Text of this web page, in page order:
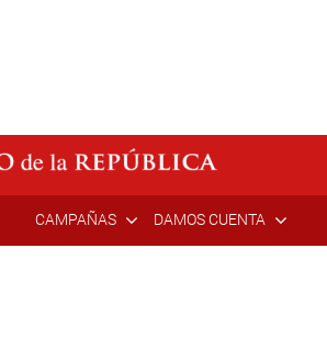
CAMPAÑAS DAMOS CUENTA